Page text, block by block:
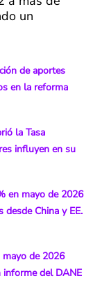
un
de aportes
en la reforma
la Tasa
influyen en su
en mayo de 2026
China y EE.
mayo de 2026
informe del DANE